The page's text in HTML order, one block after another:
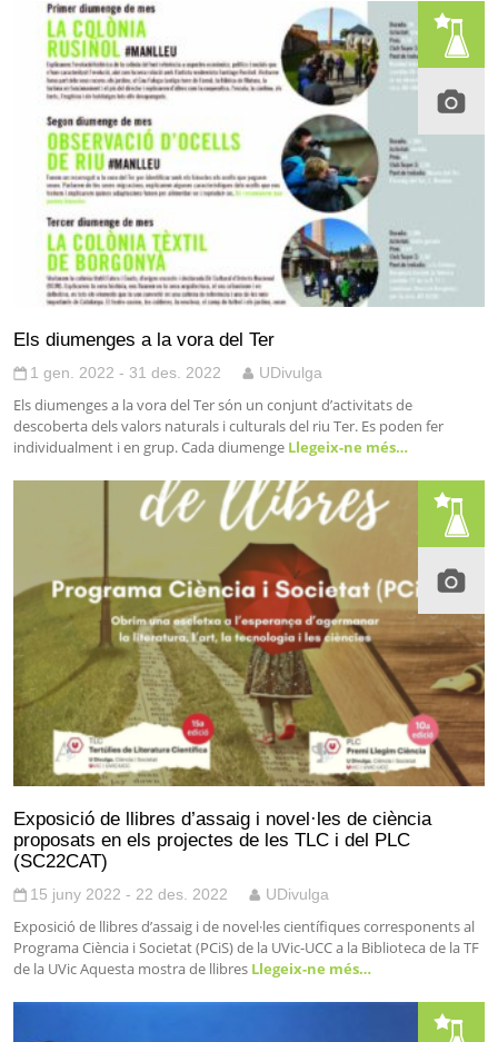
Els diumenges a la vora del Ter
1 gen. 2022 - 31 des. 2022 UDivulga
Els diumenges a la vora del Ter són un conjunt d’activitats de
descoberta dels valors naturals i culturals del riu Ter. Es poden fer
individualment i en grup. Cada diumenge Llegeix-ne més…
Exposició de llibres d’assaig i novel·les de ciència
proposats en els projectes de les TLC i del PLC
(SC22CAT)
15 juny 2022 - 22 des. 2022 UDivulga
Exposició de llibres d’assaig i de novel·les científiques corresponents al
Programa Ciència i Societat (PCiS) de la UVic-UCC a la Biblioteca de la TF
de la UVic Aquesta mostra de llibres Llegeix-ne més…